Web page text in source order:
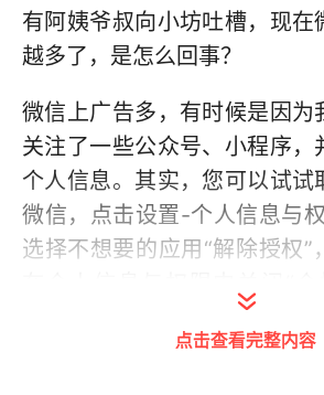
有阿姨爷叔向小坊吐槽，现在
越多了，是怎么回事？
微信上广告多，有时候是因为
关注了一些公众号、小程序，
个人信息。其实，您可以试试
微信，点击设置-个人信息与
选择不想要的应用“解除授权”
样，微信就不会分析我们的喜
点击查看完整内容